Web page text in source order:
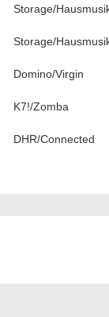
Storage/
Storage/
Domino/Virgin
K7!/Zomba
DHR/Connected